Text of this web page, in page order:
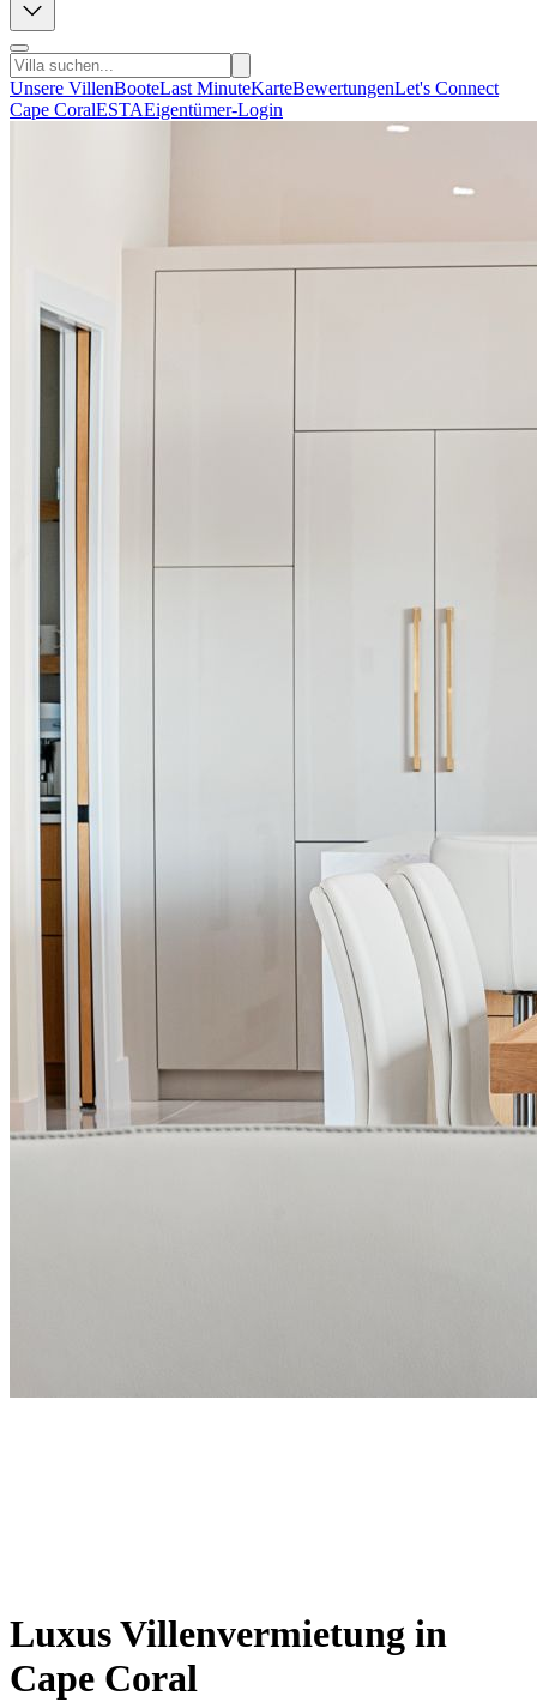
Unsere VillenBooteLast MinuteKarteBewertungenLet's Connect
Cape CoralESTAEigentümer-Login
Luxus Villenvermietung in
Cape Coral